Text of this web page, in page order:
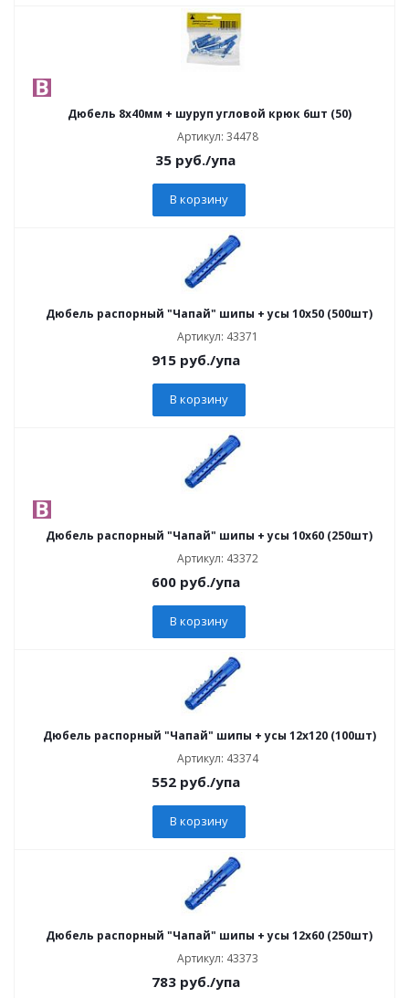
Дюбель 8х40мм + шуруп угловой крюк 6шт (50)
Артикул: 34478
35 руб./упа
В корзину
Дюбель распорный "Чапай" шипы + усы 10х50 (500шт)
Артикул: 43371
915руб./упа
В корзину
Дюбель распорный "Чапай" шипы + усы 10х60 (250шт)
Артикул: 43372
600руб./упа
В корзину
Дюбель распорный "Чапай" шипы + усы 12х120 (100шт)
Артикул: 43374
552руб./упа
В корзину
Дюбель распорный "Чапай" шипы + усы 12х60 (250шт)
Артикул: 43373
783руб./упа